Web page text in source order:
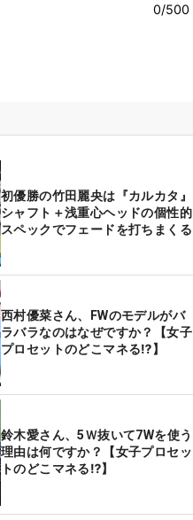
初優勝の竹田麗央は『カルカタ』
シャフト＋浅重心ヘッドの個性的
スペックでフェードを打ちまくる
西村優菜さん、FWのモデルがバ
ラバラなのはなぜですか？【女子
プロセットのどこマネる⁉】
鈴木愛さん、5Ｗ抜いて7Wを使う
理由は何ですか？【女子プロセッ
トのどこマネる⁉】